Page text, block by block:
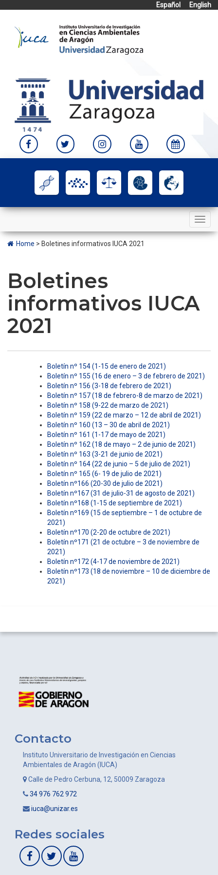
Español
English
content
Toggle
navigation
Home > Boletines informativos IUCA 2021
Boletines
informativos IUCA
2021
Boletín nº 154 (1-15 de enero de 2021)
Boletín nº 155 (16 de enero – 3 de febrero de 2021)
Boletín nº 156 (3-18 de febrero de 2021)
Boletín nº 157 (18 de febrero-8 de marzo de 2021)
Boletín nº 158 (9-22 de marzo de 2021)
Boletín nº 159 (22 de marzo – 12 de abril de 2021)
Boletín nº 160 (13 – 30 de abril de 2021)
Boletín nº 161 (1-17 de mayo de 2021)
Boletín nº 162 (18 de mayo – 2 de junio de 2021)
Boletín nº 163 (3-21 de junio de 2021)
Boletín nº 164 (22 de junio – 5 de julio de 2021)
Boletín nº 165 (6- 19 de julio de 2021)
Boletín nº166 (20-30 de julio de 2021)
Boletín nº167 (31 de julio-31 de agosto de 2021)
Boletín nº168 (1-15 de septiembre de 2021)
Boletín nº169 (15 de septiembre – 1 de octubre de
2021)
Boletín nº170 (2-20 de octubre de 2021)
Boletín nº171 (21 de octubre – 3 de noviembre de
2021)
Boletín nº172 (4-17 de noviembre de 2021)
Boletín nº173 (18 de noviembre – 10 de diciembre de
2021)
Contacto
Instituto Universitario de Investigación en Ciencias
Ambientales de Aragón (IUCA)
Calle de Pedro Cerbuna, 12, 50009 Zaragoza
34 976 762 972
iuca@unizar.es
Redes sociales